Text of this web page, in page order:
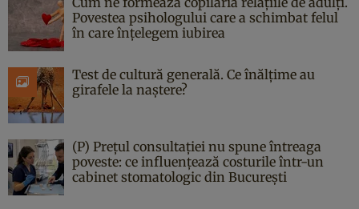
Povestea psihologului care a schimbat felul
în care înțelegem iubirea
Test de cultură generală. Ce înălțime au
girafele la naștere?
(P) Prețul consultației nu spune întreaga
poveste: ce influențează costurile într-un
cabinet stomatologic din București